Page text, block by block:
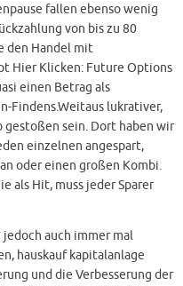
fallen ebenso wenig
von bis zu 80
den Handel mit
Hier Klicken: Future Options
einen Betrag als
Findens.Weitaus lukrativer,
gestoßen sein. Dort haben wir
einzelnen angespart,
oder einen großen Kombi.
als Hit, muss jeder Sparer
auch immer mal
hauskauf kapitalanlage
und die Verbesserung der